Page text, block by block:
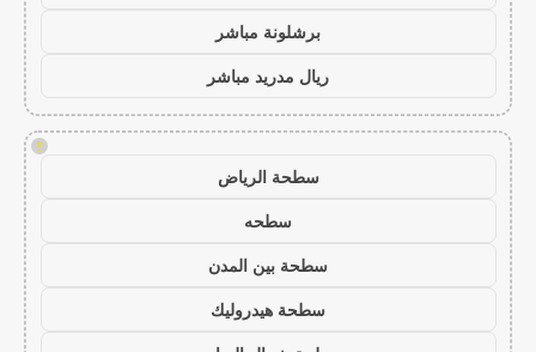
برشلونة مباشر
ريال مدريد مباشر
!
سطحة الرياض
سطحه
سطحة بين المدن
سطحة هيدروليك